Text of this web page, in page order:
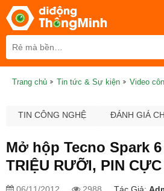
Trang chủ Tin tức & Sự kiện Video
TIN CÔNG NGHỆ ĐÁNH GIÁ
Mở hộp Tecno Spark
TRIỆU RƯỠI, PIN